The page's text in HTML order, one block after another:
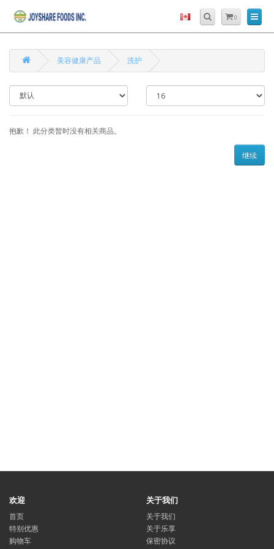
0
美容健康产品 洗护
抱歉！ 此分类暂时没有相关商品。
继续
欢迎
首页
特别优惠
购物车
关于我们
关于我们
关于乐享
保密协议